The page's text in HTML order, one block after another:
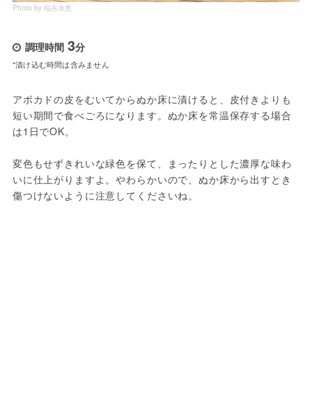
Photo by 稲吉永恵
調理時間 3分
*漬け込む時間は含みません
アボカドの皮をむいてからぬか床に漬けると、皮付きよりも
短い期間で食べごろになります。ぬか床を常温保存する場合
は1日でOK。
変色もせずきれいな緑色を保て、まったりとした濃厚な味わ
いに仕上がりますよ。やわらかいので、ぬか床から出すとき
傷つけないように注意してくださいね。